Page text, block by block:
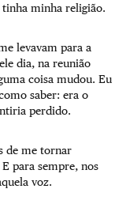
minha religião.
levavam para a
dia, na reunião
coisa mudou. Eu
saber: era o
perdido.
de me tornar
para sempre, nos
voz.